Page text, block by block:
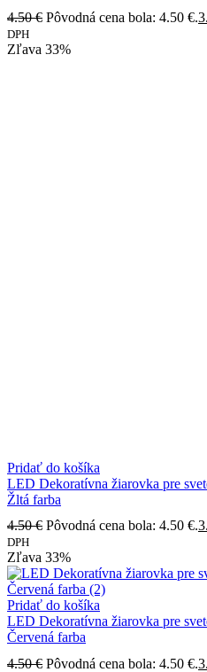
4.50€ Pôvodná cena bola: 4.50 €.
DPH
Zľava 33%
Pridať do košíka
LED Dekoratívna žiarovka pre
Žltá farba
4.50€ Pôvodná cena bola: 4.50 €.
DPH
Zľava 33%
Pridať do košíka
LED Dekoratívna žiarovka pre
Červená farba
4.50€ Pôvodná cena bola: 4.50 €.